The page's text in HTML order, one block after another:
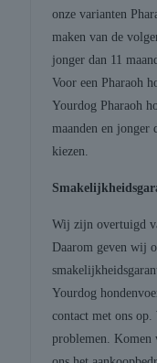
onze varianten
maken van de
jonger dan 11
Voor een Pharaoh
Yourdog Pharaoh
maanden en jonger
kiezen.
Wij zijn overtuigd
Daarom geven wij
Yourdog
contact met ons
problemen. Komen